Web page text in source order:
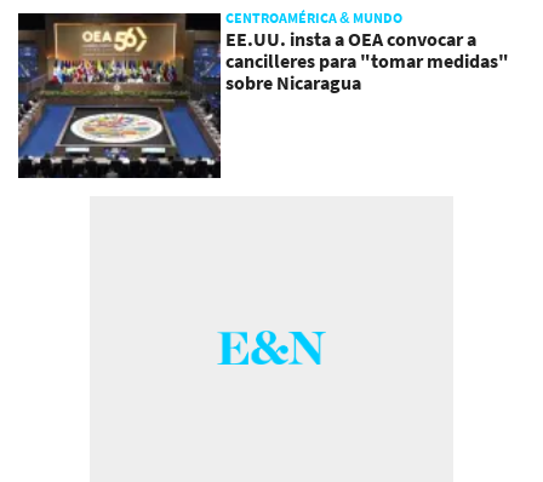
CENTROAMÉRICA & MUNDO
EE.UU. insta a OEA convocar a
cancilleres para "tomar medidas"
sobre Nicaragua